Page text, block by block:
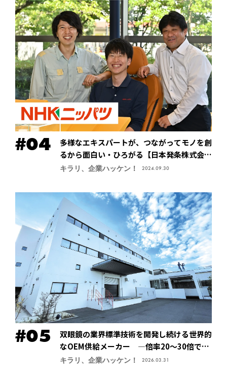
多様なエキスパートが、つながってモノを創
るから面白い・ひろがる【日本発条株式会社
（ニッパツ）】
キラリ、企業ハッケン！ 2024.09.30
双眼鏡の業界標準技術を開発し続ける世界的
なOEM供給メーカー ―倍率20～30倍でも
像が安定する手振れ防止技術で特許取得、今
キラリ、企業ハッケン！ 2026.03.31